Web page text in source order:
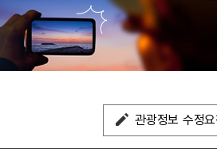
관광정보 수정요